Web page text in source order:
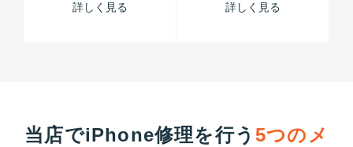
詳しく見る 詳しく見る
当店でiPhone修理を行う 5つのメ